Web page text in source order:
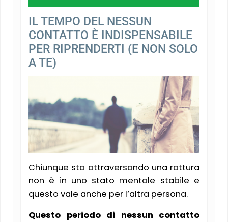
IL TEMPO DEL NESSUN
CONTATTO È INDISPENSABILE
PER RIPRENDERTI (E NON SOLO
A TE)
Chiunque sta attraversando una rottura
non è in uno stato mentale stabile e
questo vale anche per l’altra persona.
Questo periodo di nessun contatto